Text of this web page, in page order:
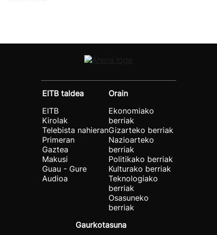
EITB taldea
EITB
Kirolak
Telebista nahieran
Primeran
Gaztea
Makusi
Guau - Gure
Audioa
Orain
Ekonomiako
berriak
Gizarteko berriak
Nazioarteko
berriak
Politikako berriak
Kulturako berriak
Teknologiako
berriak
Osasuneko
berriak
Gaurkotasuna